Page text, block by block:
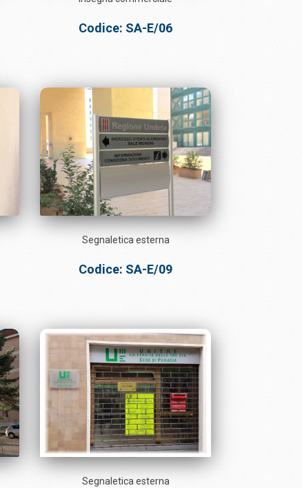
Codice: SA-E/06
Segnaletica esterna
Codice: SA-E/09
Segnaletica esterna